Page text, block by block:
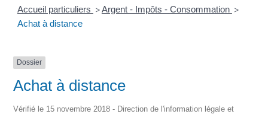
Accueil particuliers >Argent - Impôts - Consommation >
Achat à distance
Dossier
Achat à distance
Vérifié le 15 novembre 2018 - Direction de l'information légale et